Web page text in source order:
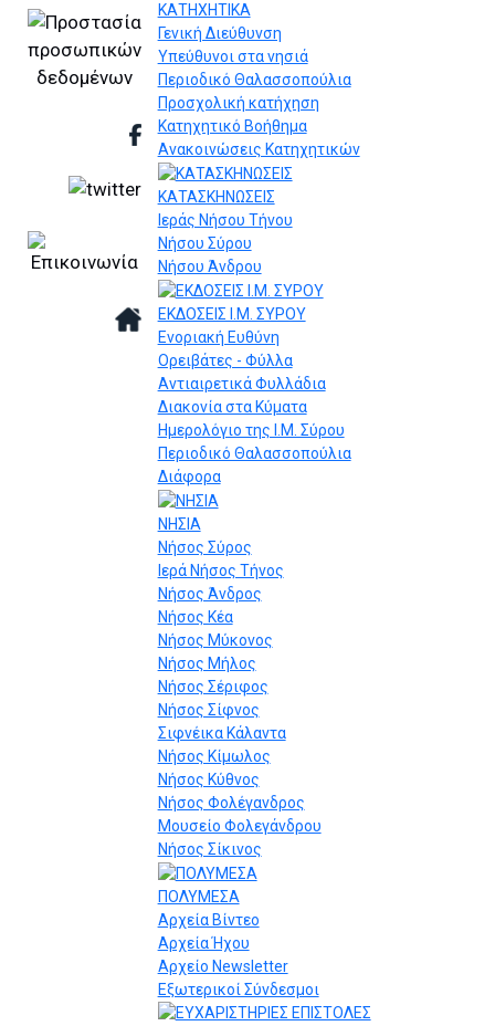
ΚΑΤΗΧΗΤΙΚΑ
Γενική Διεύθυνση
Υπεύθυνοι στα νησιά
Περιοδικό Θαλασσοπούλια
Προσχολική κατήχηση
Κατηχητικό Βοήθημα
Ανακοινώσεις Κατηχητικών
ΚΑΤΑΣΚΗΝΩΣΕΙΣ
Ιεράς Νήσου Τήνου
Νήσου Σύρου
Νήσου Άνδρου
ΕΚΔΟΣΕΙΣ Ι.Μ. ΣΥΡΟΥ
Ενοριακή Ευθύνη
Ορειβάτες - Φύλλα
Αντιαιρετικά Φυλλάδια
Διακονία στα Κύματα
Ημερολόγιο της Ι.Μ. Σύρου
Περιοδικό Θαλασσοπούλια
Διάφορα
ΝΗΣΙΑ
Νήσος Σύρος
Ιερά Νήσος Τήνος
Νήσος Άνδρος
Νήσος Κέα
Νήσος Μύκονος
Νήσος Μήλος
Νήσος Σέριφος
Νήσος Σίφνος
Σιφνέικα Κάλαντα
Νήσος Κίμωλος
Νήσος Κύθνος
Νήσος Φολέγανδρος
Μουσείο Φολεγάνδρου
Νήσος Σίκινος
ΠΟΛΥΜΕΣΑ
Αρχεία Βίντεο
Αρχεία Ήχου
Αρχείο Newsletter
Εξωτερικοί Σύνδεσμοι